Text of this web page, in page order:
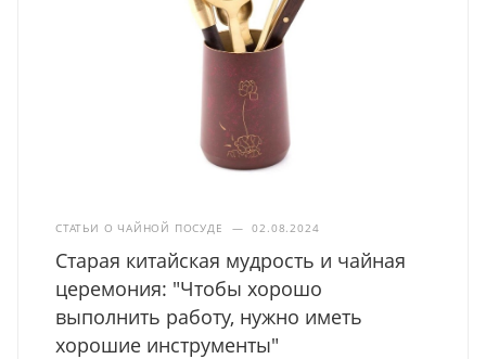
СТАТЬИ О ЧАЙНОЙ ПОСУДЕ — 02.08.2024
Старая китайская мудрость и чайная
церемония: "Чтобы хорошо
выполнить работу, нужно иметь
хорошие инструменты"